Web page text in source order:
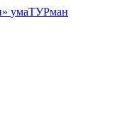
умаТУРман